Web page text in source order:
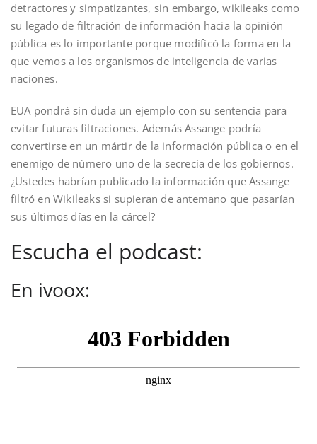
detractores y simpatizantes, sin embargo, wikileaks como
su legado de filtración de información hacia la opinión
pública es lo importante porque modificó la forma en la
que vemos a los organismos de inteligencia de varias
naciones.
EUA pondrá sin duda un ejemplo con su sentencia para
evitar futuras filtraciones. Además Assange podría
convertirse en un mártir de la información pública o en el
enemigo de número uno de la secrecía de los gobiernos.
¿Ustedes habrían publicado la información que Assange
filtró en Wikileaks si supieran de antemano que pasarían
sus últimos días en la cárcel?
Escucha el podcast:
En ivoox: